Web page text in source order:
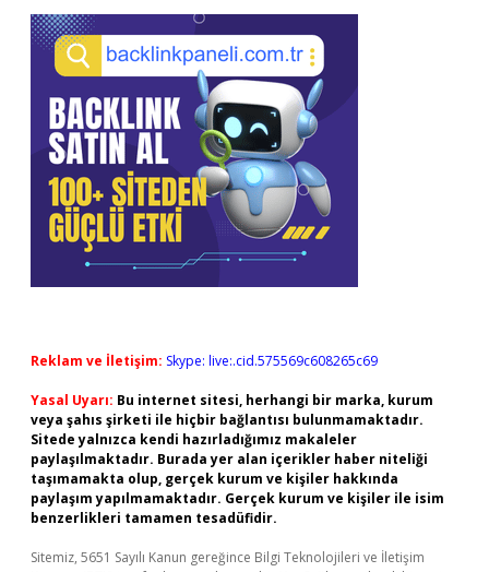
Reklam ve İletişim: Skype: live:.cid.575569c608265c69
Yasal Uyarı: Bu internet sitesi, herhangi bir marka, kurum
veya şahıs şirketi ile hiçbir bağlantısı bulunmamaktadır.
Sitede yalnızca kendi hazırladığımız makaleler
paylaşılmaktadır. Burada yer alan içerikler haber niteliği
taşımamakta olup, gerçek kurum ve kişiler hakkında
paylaşım yapılmamaktadır. Gerçek kurum ve kişiler ile isim
benzerlikleri tamamen tesadüfidir.
Sitemiz, 5651 Sayılı Kanun gereğince Bilgi Teknolojileri ve İletişim